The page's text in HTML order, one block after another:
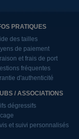
PRATIQUES
des tailles
de paiement
et frais de port
fréquentes
d'authenticité
/ ASSOCIATIONS
dégressifs
et suivi personnalisés